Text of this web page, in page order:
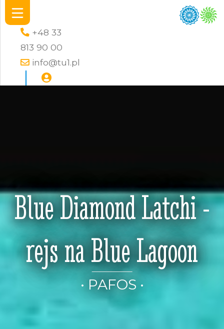
+48 33
813 90 00
info@tu1.pl
Blue Diamond Latchi -
rejs na Blue Lagoon
• PAFOS •